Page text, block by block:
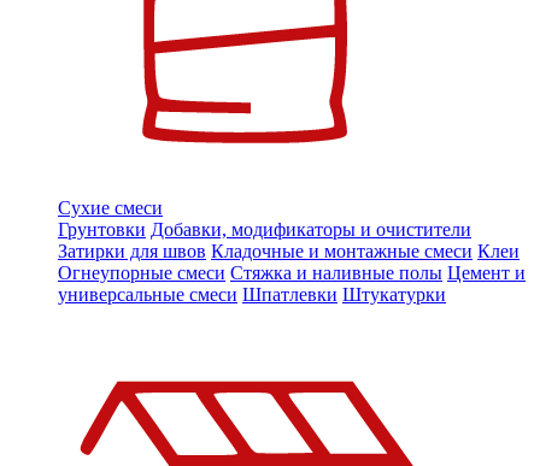
Сухие смеси
Грунтовки Добавки, модификаторы и очистители
Затирки для швов Кладочные и монтажные смеси Клеи
Огнеупорные смеси Стяжка и наливные полы Цемент и
универсальные смеси Шпатлевки Штукатурки